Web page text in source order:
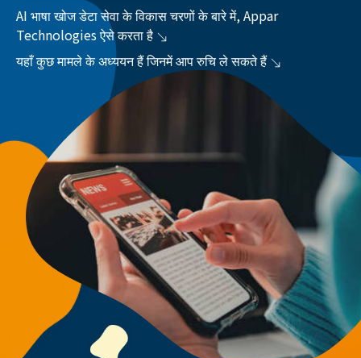
AI भाषा खोज डेटा सेवा के विकास चरणों के बारे में, Appar
Technologies ऐसे करता है
यहाँ कुछ मामले के अध्ययन हैं जिनमें आप रुचि ले सकते हैं